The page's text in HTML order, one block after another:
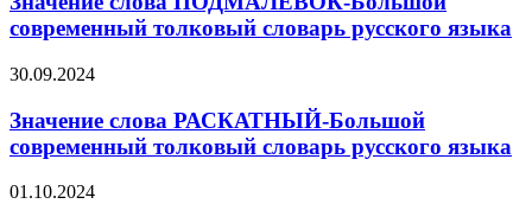
современный толковый словарь русского языка
30.09.2024
Значение слова РАСКАТНЫЙ-Большой
современный толковый словарь русского языка
01.10.2024